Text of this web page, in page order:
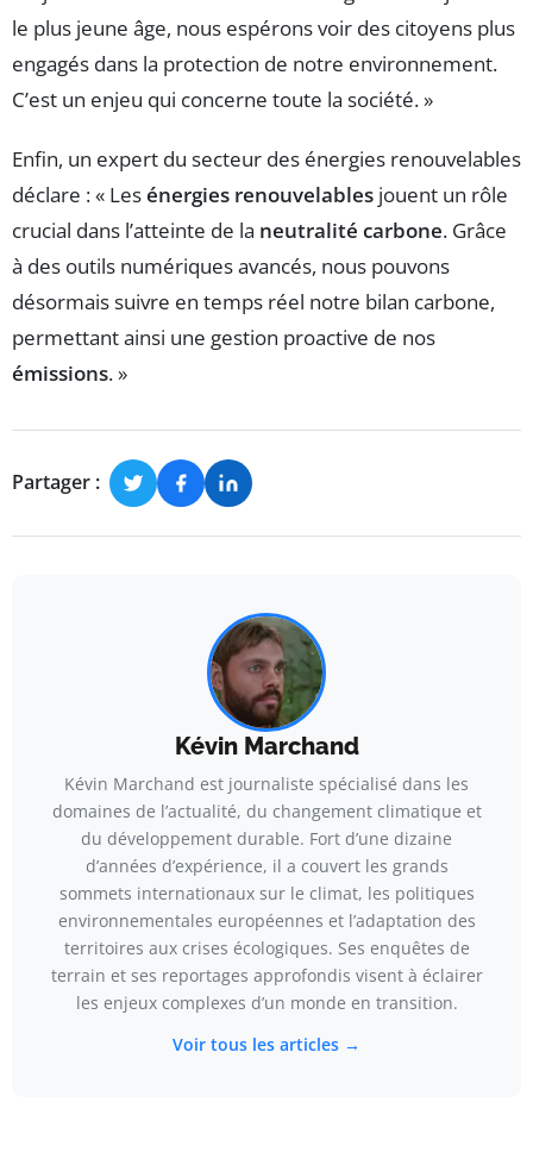
le plus jeune âge, nous espérons voir des citoyens plus
engagés dans la protection de notre environnement.
C’est un enjeu qui concerne toute la société. »
Enfin, un expert du secteur des énergies renouvelables
déclare : « Lesénergies renouvelables jouent un rôle
crucial dans l’atteinte de la neutralité carbone. Grâce
à des outils numériques avancés, nous pouvons
désormais suivre en temps réel notre bilan carbone,
permettant ainsi une gestion proactive de nos
émissions. »
Partager :
Kévin Marchand
Kévin Marchand est journaliste spécialisé dans les
domaines de l’actualité, du changement climatique et
du développement durable. Fort d’une dizaine
d’années d’expérience, il a couvert les grands
sommets internationaux sur le climat, les politiques
environnementales européennes et l’adaptation des
territoires aux crises écologiques. Ses enquêtes de
terrain et ses reportages approfondis visent à éclairer
les enjeux complexes d’un monde en transition.
Voir tous les articles →